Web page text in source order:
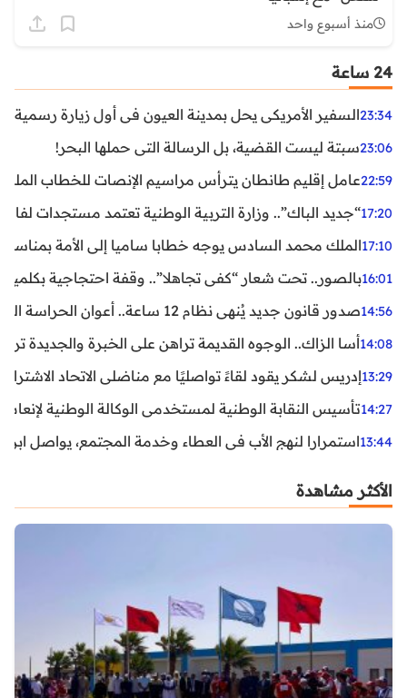
منذ أسبوع واحد
24 ساعة
23:34السفير الأمريكي يحل بمدينة العيون في أول زيارة رسمية
23:06سبتة ليست القضية، بل الرسالة التي حملها البحر!
22:59عامل إقليم طانطان يترأس مراسيم الإنصات للخطاب
17:20“جديد الباك”.. وزارة التربية الوطنية تعتمد مستجدات
17:10الملك محمد السادس يوجه خطابا ساميا إلى الأمة بمناسبة الذكرى الـ27
16:01بالصور.. تحت شعار “كفى تجاهلا”.. وقفة احتجاجية بكلميم
14:56صدور قانون جديد يُنهي نظام 12 ساعة.. أعوان الحراسة الخاصة يستفيدون من المدة القانونية للشغل
14:08أسا الزاك.. الوجوه القديمة تراهن على الخبرة والجديدة
13:29إدريس لشكر يقود لقاءً تواصليًا مع مناضلي الاتحاد
14:27تأسيس النقابة الوطنية لمستخدمي الوكالة الوطنية
13:44استمرارا لنهج الأب في العطاء وخدمة المجتمع، يواصل ابن
الأكثر مشاهدة